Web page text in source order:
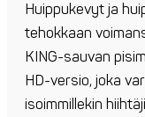
Huippukevyt ja
tehokkaan
KING-sauvan
HD-versio, joka
isoimmillekin